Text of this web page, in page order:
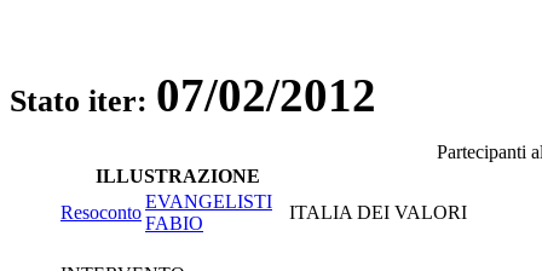
Stato iter: 07/02/2012
Partecipanti
ILLUSTRAZIONE
Resoconto
EVANGELISTI
FABIO
ITALIA DEI VALORI